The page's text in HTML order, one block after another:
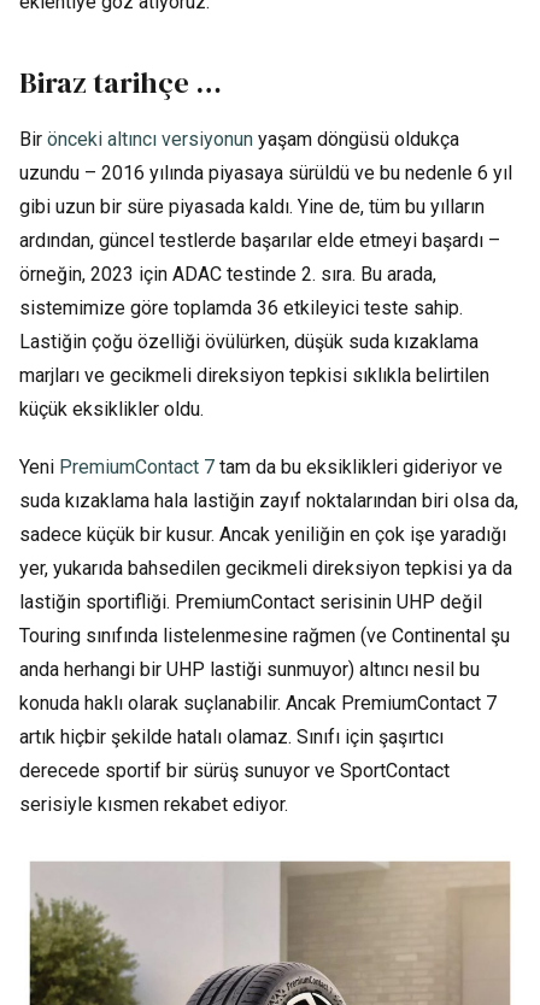
Biraz tarihçe …
Bir önceki altıncı versiyonun yaşam döngüsü oldukça
uzundu – 2016 yılında piyasaya sürüldü ve bu nedenle 6 yıl
gibi uzun bir süre piyasada kaldı. Yine de, tüm bu yılların
ardından, güncel testlerde başarılar elde etmeyi başardı –
örneğin, 2023 için ADAC testinde 2. sıra. Bu arada,
sistemimize göre toplamda 36 etkileyici teste sahip.
Lastiğin çoğu özelliği övülürken, düşük suda kızaklama
marjları ve gecikmeli direksiyon tepkisi sıklıkla belirtilen
küçük eksiklikler oldu.
Yeni PremiumContact 7 tam da bu eksiklikleri gideriyor ve
suda kızaklama hala lastiğin zayıf noktalarından biri olsa da,
sadece küçük bir kusur. Ancak yeniliğin en çok işe yaradığı
yer, yukarıda bahsedilen gecikmeli direksiyon tepkisi ya da
lastiğin sportifliği. PremiumContact serisinin UHP değil
Touring sınıfında listelenmesine rağmen (ve Continental şu
anda herhangi bir UHP lastiği sunmuyor) altıncı nesil bu
konuda haklı olarak suçlanabilir. Ancak PremiumContact 7
artık hiçbir şekilde hatalı olamaz. Sınıfı için şaşırtıcı
derecede sportif bir sürüş sunuyor ve SportContact
serisiyle kısmen rekabet ediyor.